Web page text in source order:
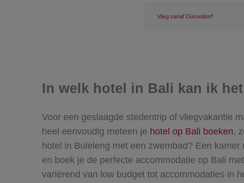
Vlieg vanaf Düsseldorf
In welk hotel in Bali kan ik
Voor een geslaagde stedentrip of vliegvakantie
heel eenvoudig meteen je hotel op Bali boeken,
hotel in Buleleng met een zwembad? Een
en boek je de perfecte accommodatie op Bali
variërend van low budget tot accommodaties in